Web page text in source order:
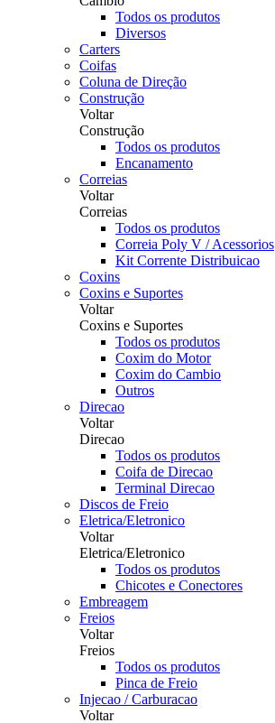
Todos os produtos
Diversos
Carters
Coifas
Coluna de Direção
Construção
Voltar
Construção
Todos os produtos
Encanamento
Correias
Voltar
Correias
Todos os produtos
Correia Poly V / Acessorios
Kit Corrente Distribuicao
Coxins
Coxins e Suportes
Voltar
Coxins e Suportes
Todos os produtos
Coxim do Motor
Coxim do Cambio
Outros
Direcao
Voltar
Direcao
Todos os produtos
Coifa de Direcao
Terminal Direcao
Discos de Freio
Eletrica/Eletronico
Voltar
Eletrica/Eletronico
Todos os produtos
Chicotes e Conectores
Embreagem
Freios
Voltar
Freios
Todos os produtos
Pinca de Freio
Injecao / Carburacao
Voltar